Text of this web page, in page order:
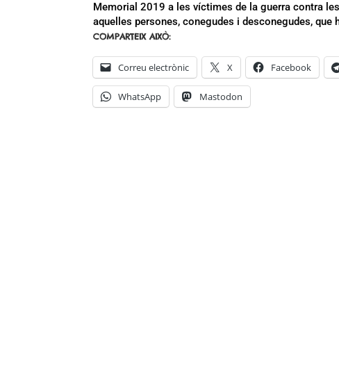
Memorial 2019 a les víctimes de la guerra contra
aquelles persones, conegudes i desconegudes,
COMPARTEIX AIXÒ:
Correu electrònic X Facebook
WhatsApp Mastodon